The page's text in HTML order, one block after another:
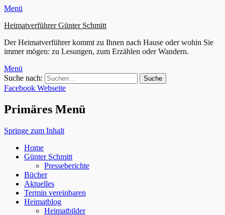
Menü
Heimatverführer Günter Schmitt
Der Heimatverführer kommt zu Ihnen nach Hause oder wohin Sie
immer mögen: zu Lesungen, zum Erzählen oder Wandern.
Menü
Suche nach:
Facebook Webseite
Primäres Menü
Springe zum Inhalt
Home
Günter Schmitt
Presseberichte
Bücher
Aktuelles
Termin vereinbaren
Heimatblog
Heimatbilder